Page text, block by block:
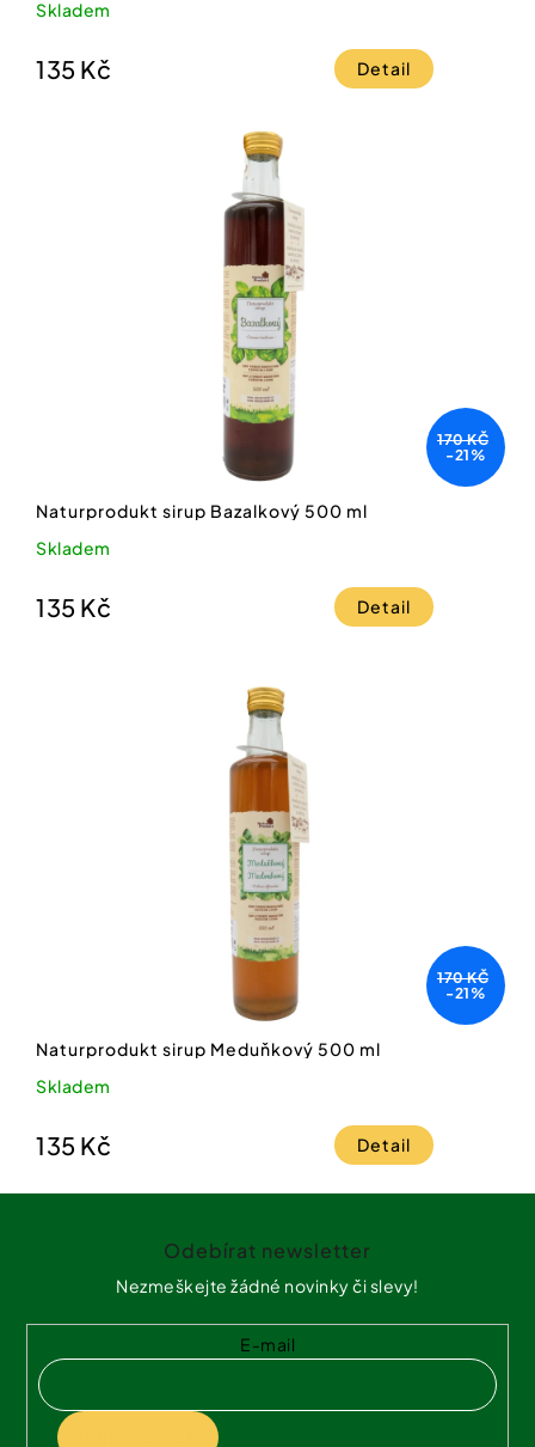
Skladem
135 Kč Detail
170 KČ
-21%
Naturprodukt sirup Bazalkový 500 ml
Skladem
135 Kč Detail
170 KČ
-21%
Naturprodukt sirup Meduňkový 500 ml
Skladem
135 Kč Detail
Odebírat newsletter
Nezmeškejte žádné novinky či slevy!
E-mail